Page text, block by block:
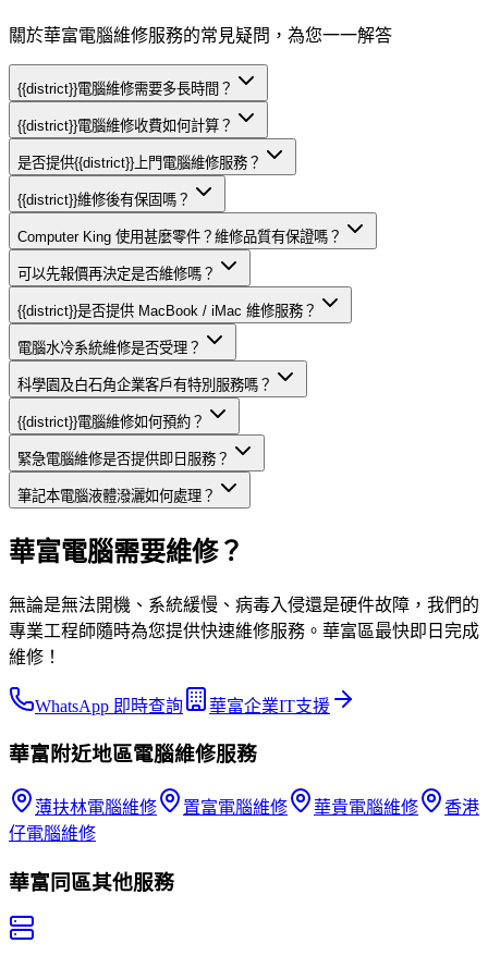
關於華富電腦維修服務的常見疑問，為您一一解答
{{district}}電腦維修需要多長時間？
{{district}}電腦維修收費如何計算？
是否提供{{district}}上門電腦維修服務？
{{district}}維修後有保固嗎？
Computer King 使用甚麼零件？維修品質有保證嗎？
可以先報價再決定是否維修嗎？
{{district}}是否提供 MacBook / iMac 維修服務？
電腦水冷系統維修是否受理？
科學園及白石角企業客戶有特別服務嗎？
{{district}}電腦維修如何預約？
緊急電腦維修是否提供即日服務？
筆記本電腦液體潑灑如何處理？
華富電腦需要維修？
無論是無法開機、系統緩慢、病毒入侵還是硬件故障，我們的
專業工程師隨時為您提供快速維修服務。華富區最快即日完成
維修！
WhatsApp 即時查詢 華富企業IT支援
華富附近地區電腦維修服務
薄扶林電腦維修 置富電腦維修 華貴電腦維修
香港
仔電腦維修
華富同區其他服務